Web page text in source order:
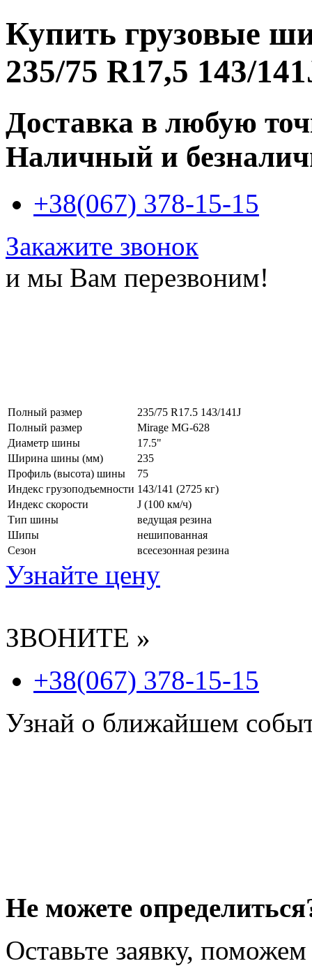
Купить грузовые
235/75 R17,5 143/
Доставка в любую
Наличный и
+38(067) 378-15-15
Закажите звонок
и мы Вам перезвоним!
Полный размер
235/75 R17.5 143/141J
Полный размер
Mirage MG-628
Диаметр шины
17.5"
Ширина шины (мм)
235
Профиль (высота) шины
75
Индекс грузоподъемности 143/141 (2725 кг)
Индекс скорости
J (100 км/ч)
Тип шины
ведущая резина
Шипы
нешипованная
Сезон
всесезонная резина
Узнайте цену
ЗВОНИТЕ »
+38(067) 378-15-15
Узнай о ближайшем
Не можете
Оставьте заявку,